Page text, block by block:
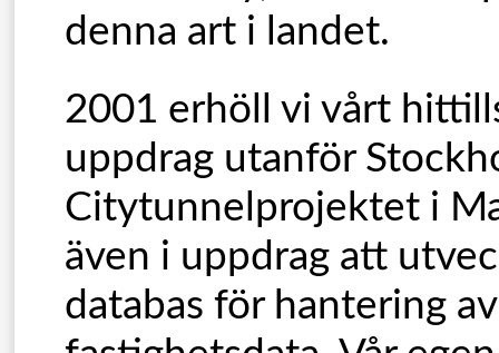
denna art i landet.
2001 erhöll vi vårt
uppdrag utanför
Citytunnelprojektet i
även i uppdrag att
databas för hantering